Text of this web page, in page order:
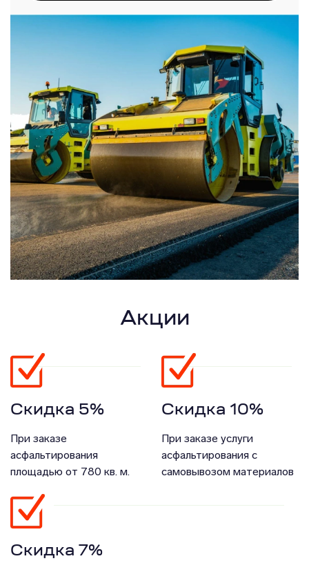
Акции
Скидка 5%
При заказе
асфальтирования
площадью от 780 кв. м.
Скидка 10%
При заказе услуги
асфальтирования с
самовывозом материалов
Скидка 7%